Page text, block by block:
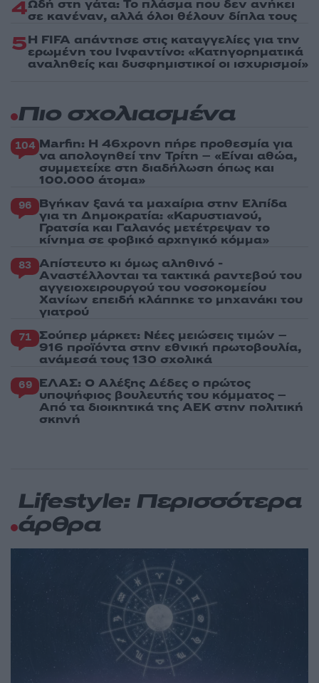
4Ωδή στη γάτα: Το πλάσμα που δεν ανήκει
σε κανέναν, αλλά όλοι θέλουν δίπλα τους
5Η FIFA απάντησε στις καταγγελίες για την
ερωμένη του Ινφαντίνο: «Κατηγορηματικά
αναληθείς και δυσφημιστικοί οι ισχυρισμοί»
Πιο σχολιασμένα
104 Marfin: Η 46χρονη πήρε προθεσμία για
να απολογηθεί την Τρίτη – «Είναι αθώα,
συμμετείχε στη διαδήλωση όπως και
100.000 άτομα»
96 Βγήκαν ξανά τα μαχαίρια στην Ελπίδα
για τη Δημοκρατία: «Καρυστιανού,
Γρατσία και Γαλανός μετέτρεψαν το
κίνημα σε φοβικό αρχηγικό κόμμα»
83 Απίστευτο κι όμως αληθινό -
Aναστέλλονται τα τακτικά ραντεβού του
αγγειοχειρουργού του νοσοκομείου
Χανίων επειδή κλάπηκε το μηχανάκι του
γιατρού
71 Σούπερ μάρκετ: Νέες μειώσεις τιμών –
916 προϊόντα στην εθνική πρωτοβουλία,
ανάμεσά τους 130 σχολικά
69 ΕΛΑΣ: Ο Αλέξης Δέδες ο πρώτος
υποψήφιος βουλευτής του κόμματος –
Από τα διοικητικά της ΑΕΚ στην πολιτική
σκηνή
Lifestyle: Περισσότερα
άρθρα